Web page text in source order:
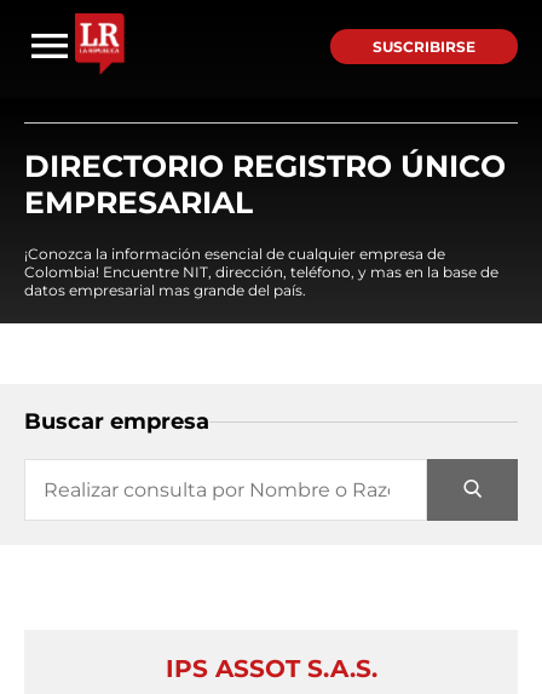
SUSCRIBIRSE
DIRECTORIO REGISTRO ÚNICO
EMPRESARIAL
¡Conozca la información esencial de cualquier empresa de
Colombia! Encuentre NIT, dirección, teléfono, y mas en la base de
datos empresarial mas grande del país.
Buscar empresa
IPS ASSOT S.A.S.